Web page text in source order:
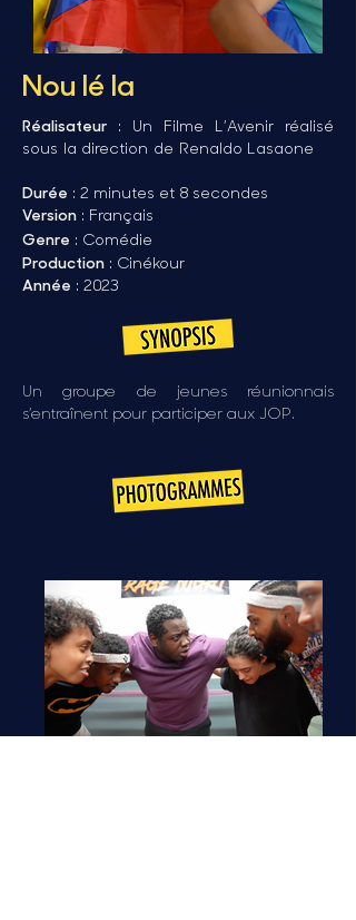
Nou lé la
Réalisateur : Un Filme L’Avenir réalisé
sous la direction de Renaldo Lasaone
Durée : 2 minutes et 8 secondes
Version : Français
Genre : Comédie
Production : Cinékour
Année : 2023
Un groupe de jeunes réunionnais
s’entraînent pour participer aux JOP.